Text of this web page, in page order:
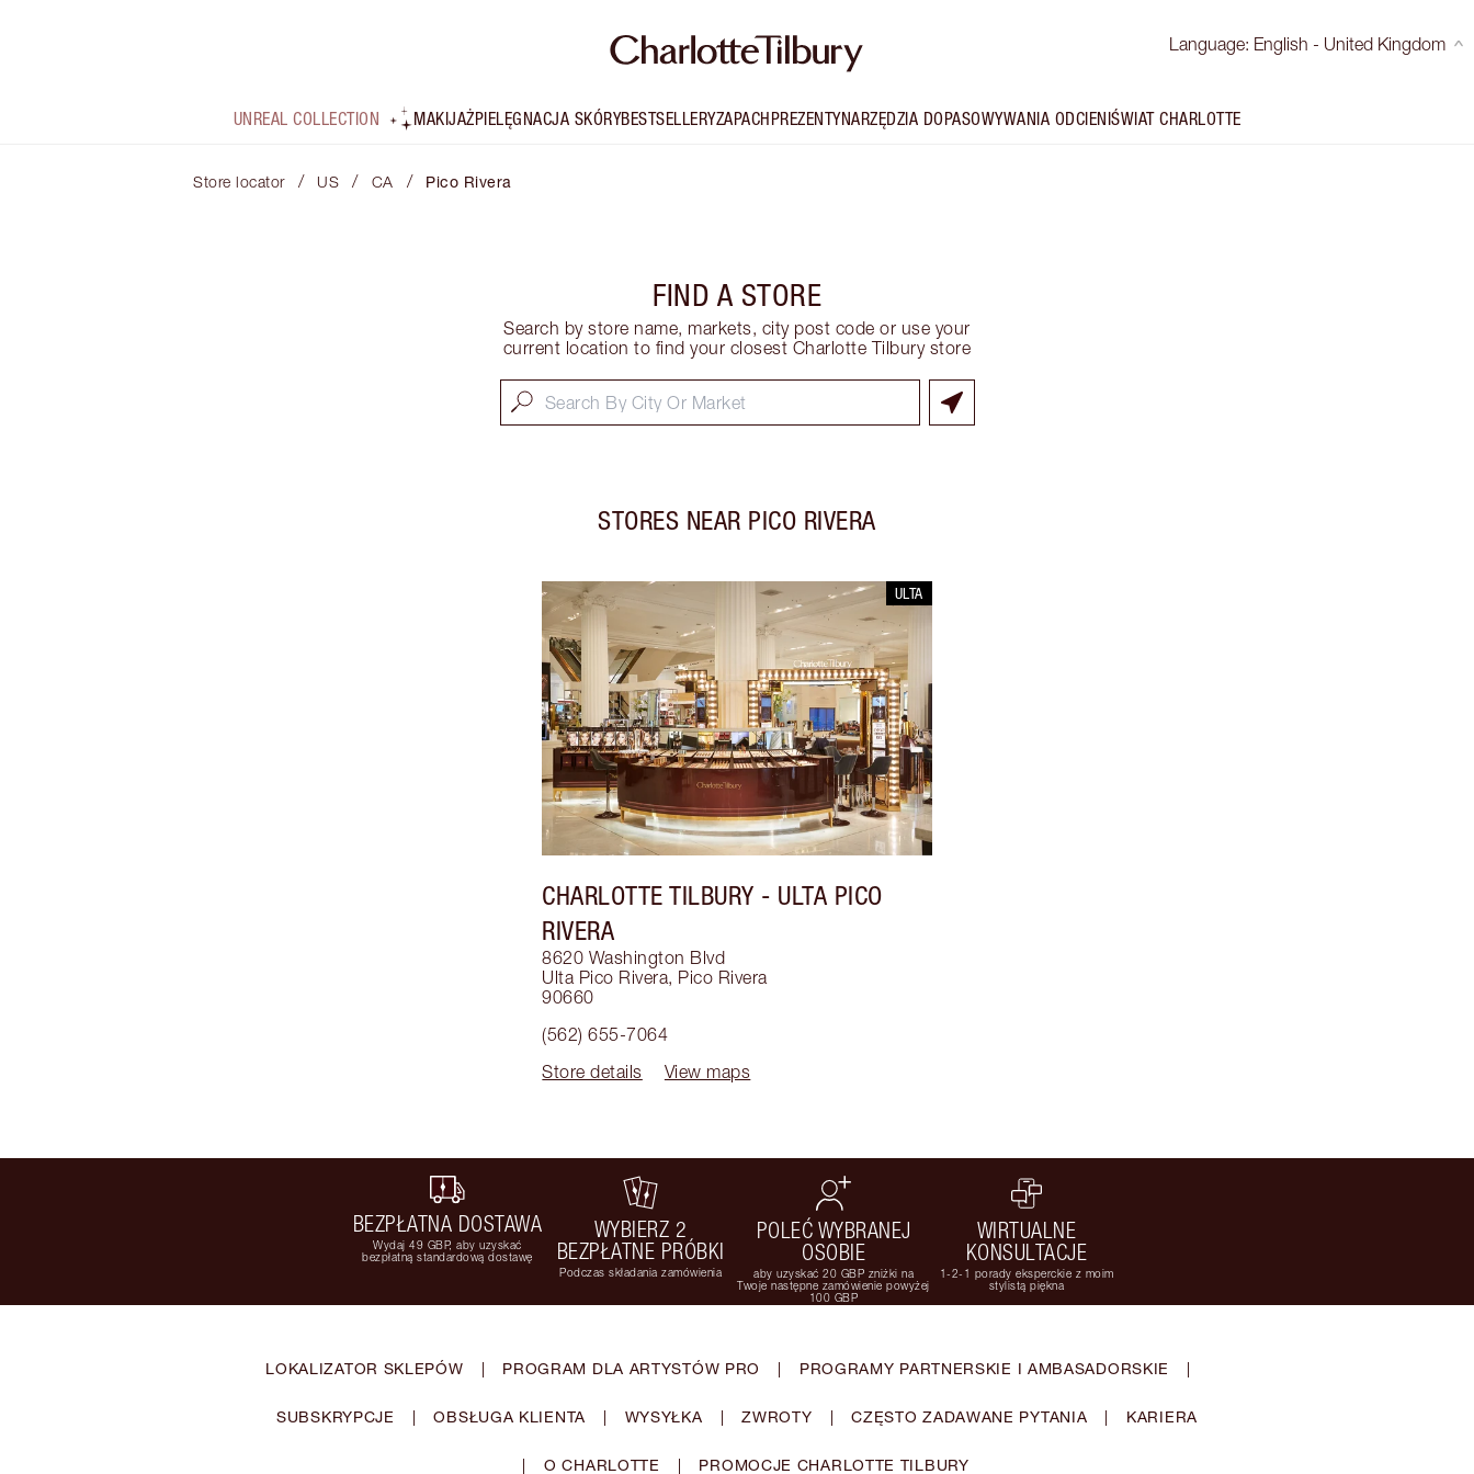
Language: English - United Kingdom
UNREAL COLLECTION MAKIJAŻPIELĘGNACJA SKÓRYBESTSELLERYZAPACHPREZENTYNARZĘDZIA DOPASOWYWANIA ODCIENIŚWIAT CHARLOTTE
Store locator / US / CA / Pico Rivera
FIND A STORE
Search by store name, markets, city post code or use your
current location to find your closest Charlotte Tilbury store
STORES NEAR PICO RIVERA
ULTA
CHARLOTTE TILBURY - ULTA PICO
RIVERA
8620 Washington Blvd
Ulta Pico Rivera, Pico Rivera
90660
(562) 655-7064
Store details
View maps
BEZPŁATNA DOSTAWA
Wydaj 49 GBP, aby uzyskać
bezpłatną standardową dostawę
WYBIERZ 2
BEZPŁATNE PRÓBKI
Podczas składania zamówienia
POLEĆ WYBRANEJ
OSOBIE
aby uzyskać 20 GBP zniżki na
Twoje następne zamówienie powyżej
100 GBP
WIRTUALNE
KONSULTACJE
1-2-1 porady eksperckie z moim
stylistą piękna
LOKALIZATOR SKLEPÓW | PROGRAM DLA ARTYSTÓW PRO | PROGRAMY PARTNERSKIE I AMBASADORSKIE |
SUBSKRYPCJE | OBSŁUGA KLIENTA | WYSYŁKA | ZWROTY | CZĘSTO ZADAWANE PYTANIA | KARIERA
| O CHARLOTTE | PROMOCJE CHARLOTTE TILBURY